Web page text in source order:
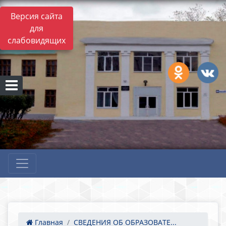
Версия сайта
для
слабовидящих
Главная
СВЕДЕНИЯ ОБ ОБРАЗОВАТЕ...